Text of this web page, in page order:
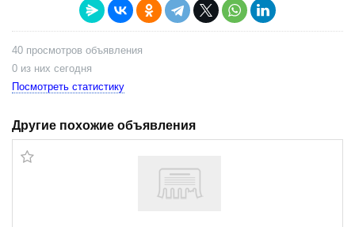
40 просмотров объявления
0 из них сегодня
Посмотреть статистику
Другие похожие объявления